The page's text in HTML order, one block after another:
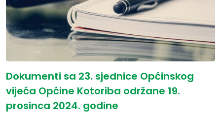
Dokumenti sa 23. sjednice Općinskog
vijeća Općine Kotoriba održane 19.
prosinca 2024. godine